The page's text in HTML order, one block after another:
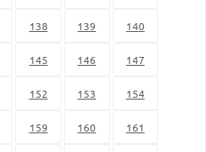
138 139 140
145 146 147
152 153 154
159 160 161